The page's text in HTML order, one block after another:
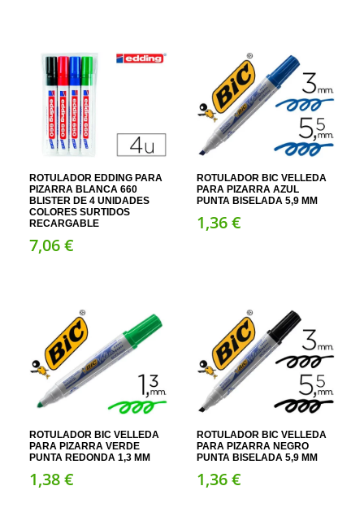
ROTULADOR EDDING PARA
PIZARRA BLANCA 660
BLISTER DE 4 UNIDADES
COLORES SURTIDOS
RECARGABLE
7,06€
ROTULADOR BIC VELLEDA
PARA PIZARRA AZUL
PUNTA BISELADA 5,9 MM
1,36€
ROTULADOR BIC VELLEDA
PARA PIZARRA VERDE
PUNTA REDONDA 1,3 MM
1,38€
ROTULADOR BIC VELLEDA
PARA PIZARRA NEGRO
PUNTA BISELADA 5,9 MM
1,36€